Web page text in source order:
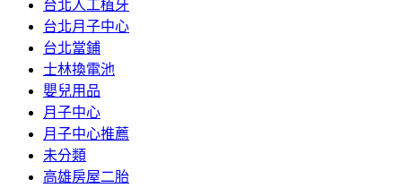
台北人工植牙
台北月子中心
台北當鋪
士林換電池
嬰兒用品
月子中心
月子中心推薦
未分類
高雄房屋二胎